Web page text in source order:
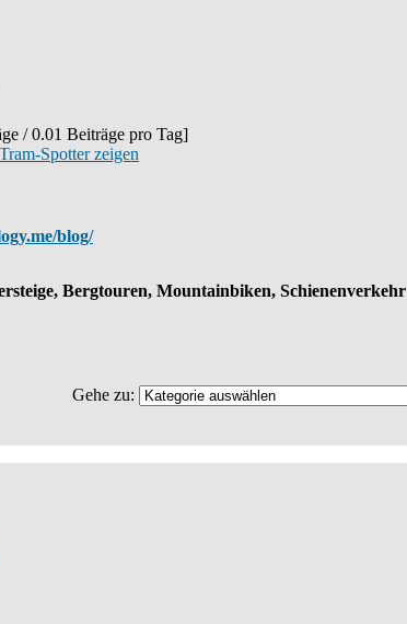
/ 0.01 Beiträge pro Tag]
Spotter zeigen
blog/
Bergtouren, Mountainbiken, Schienenverkehr
Gehe zu: